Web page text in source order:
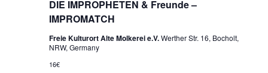
DIE IMPROPHETEN & Freunde –
IMPROMATCH
Freie Kulturort Alte Molkerei e.V.Werther Str. 16, Bocholt,
NRW, Germany
16€